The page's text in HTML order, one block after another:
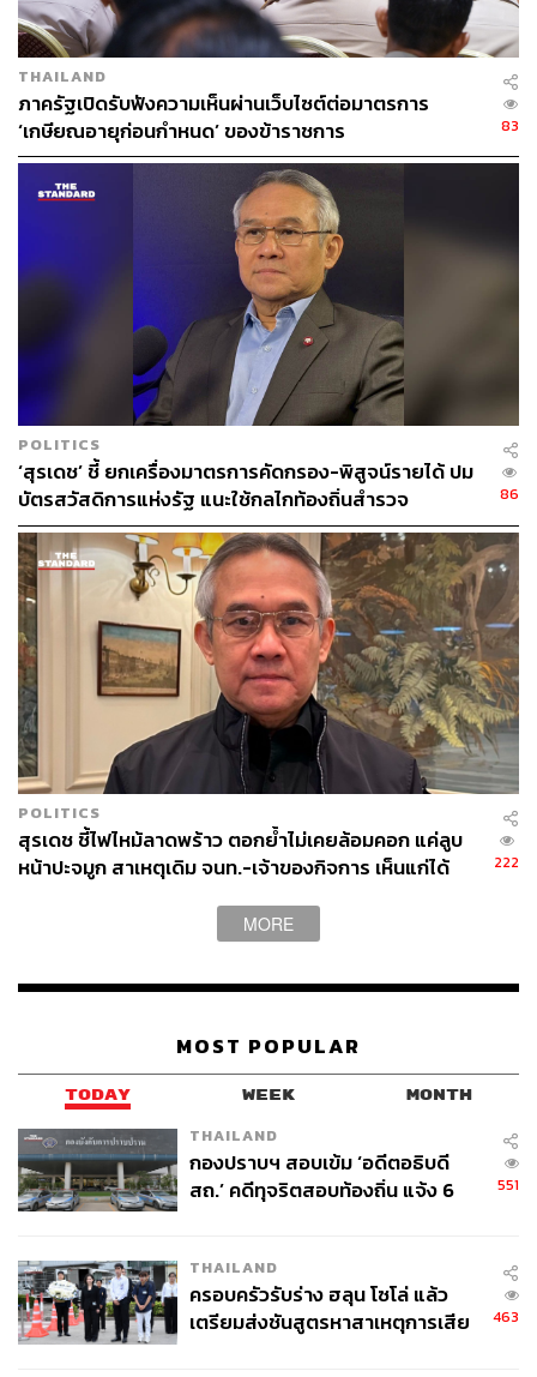
THAILAND
ภาครัฐเปิดรับฟังความเห็นผ่านเว็บไซต์ต่อมาตรการ
‘เกษียณอายุก่อนกำหนด’ ของข้าราชการ
83
POLITICS
‘สุรเดช’ ชี้ ยกเครื่องมาตรการคัดกรอง-พิสูจน์รายได้ ปม
บัตรสวัสดิการแห่งรัฐ แนะใช้กลไกท้องถิ่นสำรวจ
86
POLITICS
สุรเดช ชี้ไฟไหม้ลาดพร้าว ตอกย้ำไม่เคยล้อมคอก แค่ลูบ
หน้าปะจมูก สาเหตุเดิม จนท.-เจ้าของกิจการ เห็นแก่ได้
222
MORE
MOST POPULAR
TODAY WEEK MONTH
THAILAND
กองปราบฯ สอบเข้ม ‘อดีตอธิบดี
สถ.’ คดีทุจริตสอบท้องถิ่น แจ้ง 6
551
THAILAND
ครอบครัวรับร่าง ฮลุน โซโล่ แล้ว
เตรียมส่งชันสูตรหาสาเหตุการเสีย
463